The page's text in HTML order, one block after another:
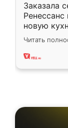
Заказала
Ренессанс
новую
вполне
два года,
Читать